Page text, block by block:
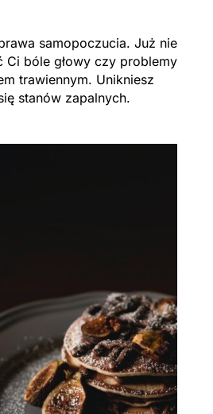
samopoczucia. Już nie
Ci bóle głowy czy problemy
trawiennym. Unikniesz
stanów zapalnych.